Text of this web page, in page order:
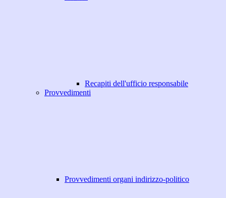
Recapiti dell'ufficio responsabile
Provvedimenti
Provvedimenti organi indirizzo-politico